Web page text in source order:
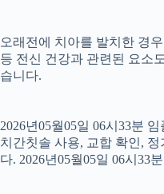
오래전에 치아를 발치한 경
등 전신 건강과 관련된 요소
습니다.
2026년05월05일 06시33분
치간칫솔 사용, 교합 확인,
다. 2026년05월05일 06시33분